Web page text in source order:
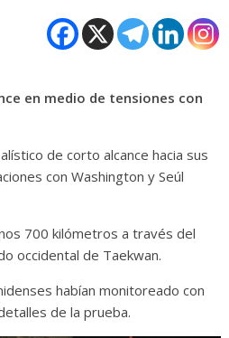
en medio de tensiones con
de corto alcance hacia sus
con Washington y Seúl
700 kilómetros a través del
occidental de Taekwan.
habían monitoreado con
de la prueba.